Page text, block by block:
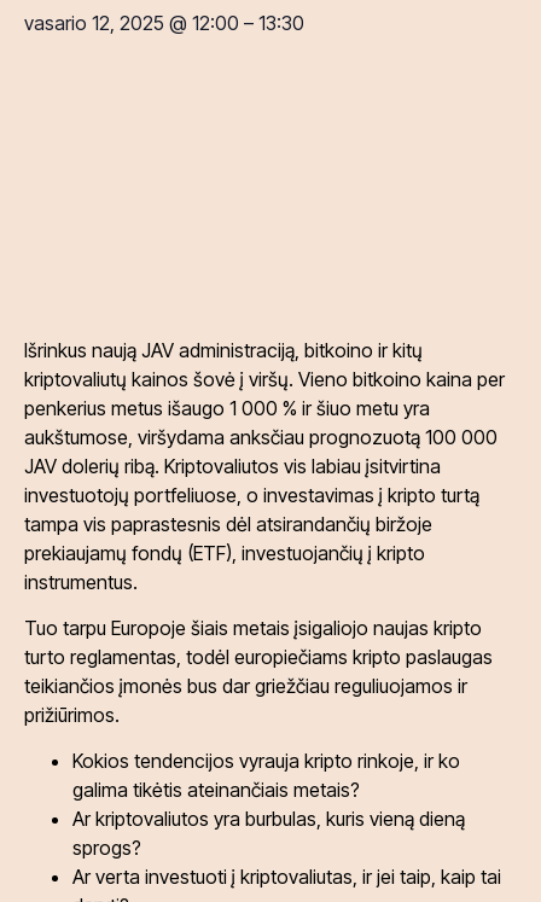
vasario 12, 2025 @ 12:00 – 13:30
Išrinkus naują JAV administraciją, bitkoino ir kitų
kriptovaliutų kainos šovė į viršų. Vieno bitkoino kaina per
penkerius metus išaugo 1 000 % ir šiuo metu yra
aukštumose, viršydama anksčiau prognozuotą 100 000
JAV dolerių ribą. Kriptovaliutos vis labiau įsitvirtina
investuotojų portfeliuose, o investavimas į kripto turtą
tampa vis paprastesnis dėl atsirandančių biržoje
prekiaujamų fondų (ETF), investuojančių į kripto
instrumentus.
Tuo tarpu Europoje šiais metais įsigaliojo naujas kripto
turto reglamentas, todėl europiečiams kripto paslaugas
teikiančios įmonės bus dar griežčiau reguliuojamos ir
prižiūrimos.
Kokios tendencijos vyrauja kripto rinkoje, ir ko
galima tikėtis ateinančiais metais?
Ar kriptovaliutos yra burbulas, kuris vieną dieną
sprogs?
Ar verta investuoti į kriptovaliutas, ir jei taip, kaip tai